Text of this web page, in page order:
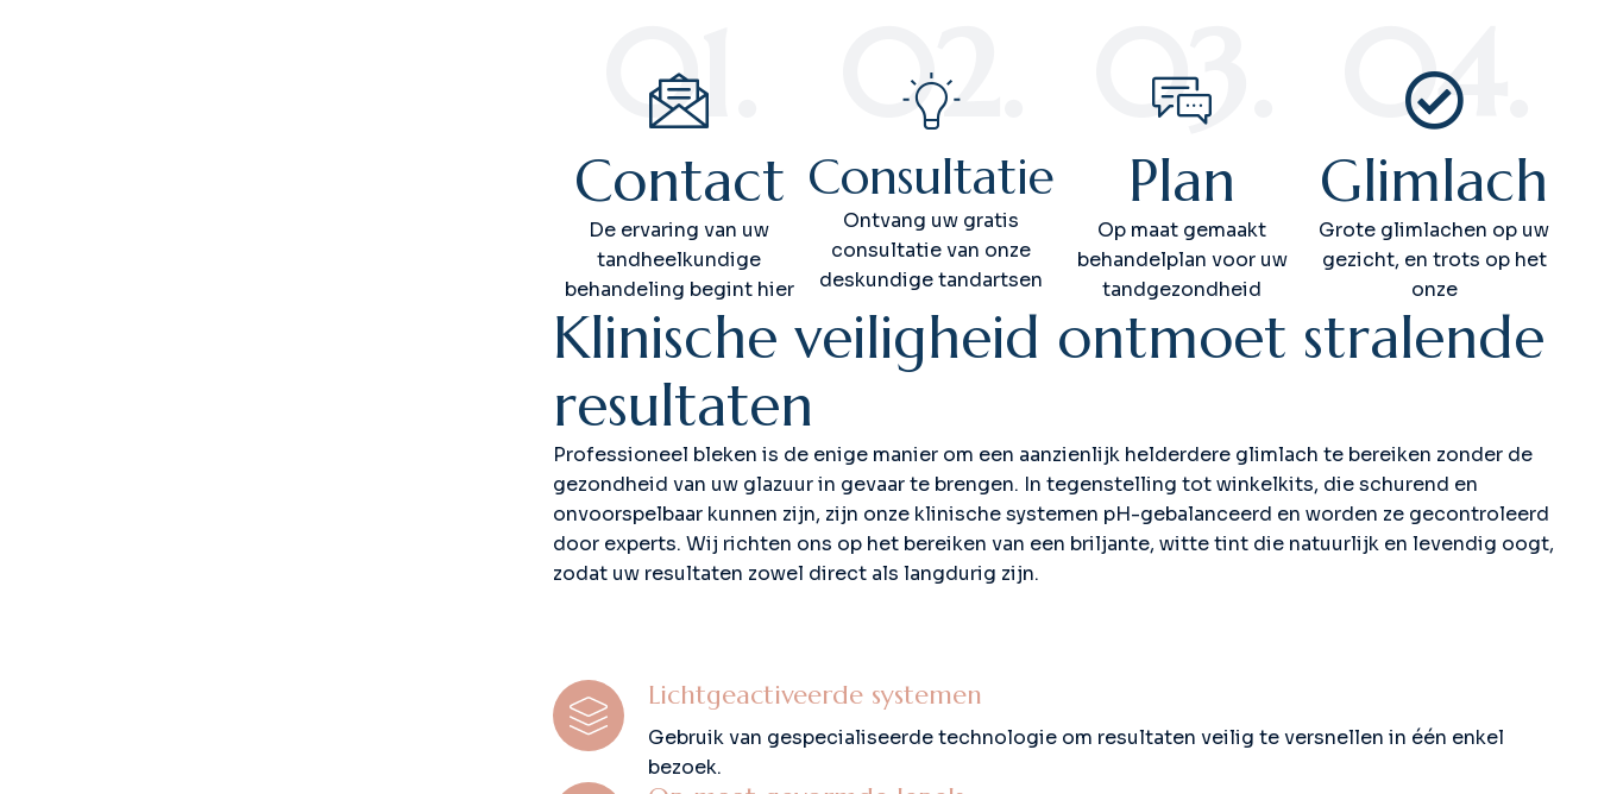
01.
Contact
De ervaring van uw
tandheelkundige
behandeling begint hier
02.
Consultatie
Ontvang uw gratis
consultatie van onze
deskundige tandartsen
03.
Plan
Op maat gemaakt
behandelplan voor uw
tandgezondheid
04.
Glimlach
Grote glimlachen op uw
gezicht, en trots op het
onze
Klinische veiligheid ontmoet stralende
resultaten
Professioneel bleken is de enige manier om een aanzienlijk helderdere glimlach te bereiken zonder de
gezondheid van uw glazuur in gevaar te brengen. In tegenstelling tot winkelkits, die schurend en
onvoorspelbaar kunnen zijn, zijn onze klinische systemen pH-gebalanceerd en worden ze gecontroleerd
door experts. Wij richten ons op het bereiken van een briljante, witte tint die natuurlijk en levendig oogt,
zodat uw resultaten zowel direct als langdurig zijn.
Lichtgeactiveerde systemen
Gebruik van gespecialiseerde technologie om resultaten veilig te versnellen in één enkel
bezoek.